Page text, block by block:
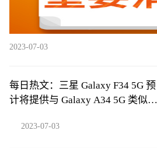
2023-07-03
每日热文：三星 Galaxy F34 5G 预
计将提供与 Galaxy A34 5G 类似的
2023-07-03